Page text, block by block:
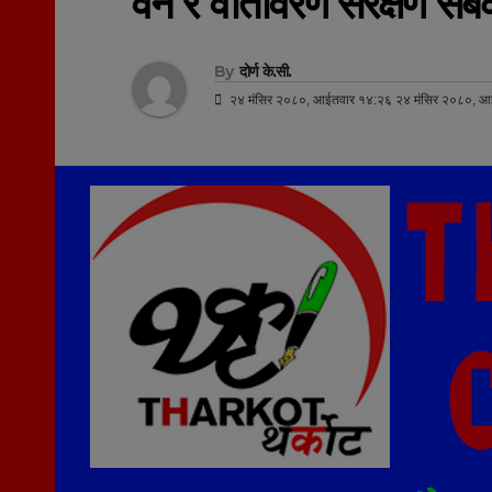
By दोर्ण के.सी.
२४ मंसिर २०८०, आईतवार १४:२६ २४ मंसिर २०८०,